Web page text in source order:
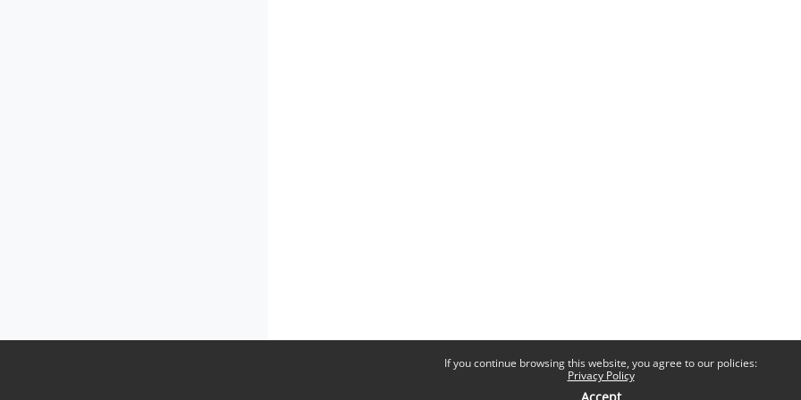
If you continue browsing this website, you agree to our policies:
Privacy Policy